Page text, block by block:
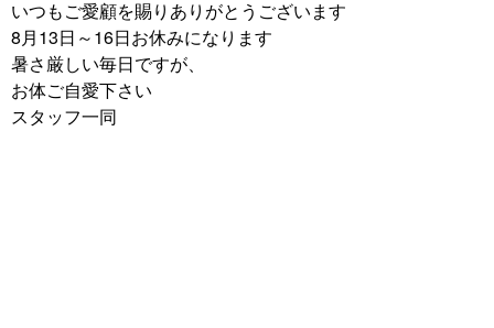
いつもご愛顧を賜りありがとうございます
8月13日～16日お休みになります
暑さ厳しい毎日ですが、
お体ご自愛下さい
スタッフ一同